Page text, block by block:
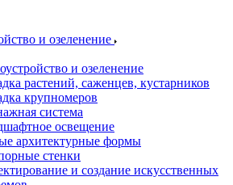
и озеленение
и озеленение
растений, саженцев, кустарников
крупномеров
система
освещение
архитектурные формы
стенки
и создание искусственных